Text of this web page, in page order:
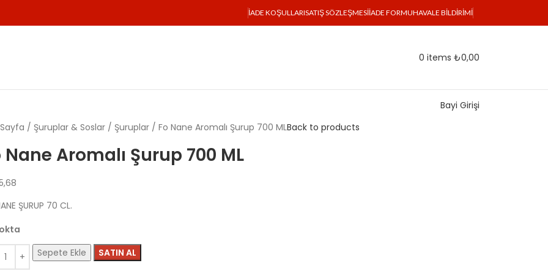
İADE KOŞULLARISATIŞ SÖZLEŞMESIİADE FORMUHAVALE BILDIRIMI
0 items ₺0,00
Bayi Girişi
Şuruplar & Soslar Şuruplar Fo Nane Aromalı Şurup 700 MLBack to products
Nane Aromalı Şurup 700 ML
ŞURUP 70 CL.
Sepete Ekle
SATIN AL